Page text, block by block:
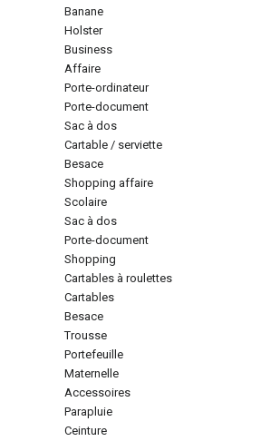
banane
holster
business
affaire
porte-ordinateur
porte-document
sac à dos
cartable / serviette
besace
shopping affaire
scolaire
sac à dos
porte-document
shopping
cartables à roulettes
cartables
besace
trousse
portefeuille
maternelle
accessoires
parapluie
ceinture